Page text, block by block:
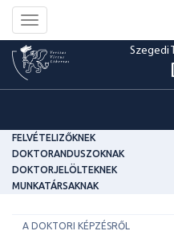
Toggle
navigation
Szegedi
FELVÉTELIZŐKNEK
DOKTORANDUSZOKNAK
DOKTORJELÖLTEKNEK
MUNKATÁRSAKNAK
A DOKTORI KÉPZÉSRŐL